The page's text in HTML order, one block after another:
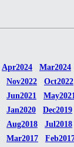
Apr2024 Mar2024
Nov2022 Oct2022
Jun2021 May2021
Jan2020 Dec2019
Aug2018 Jul2018
Mar2017